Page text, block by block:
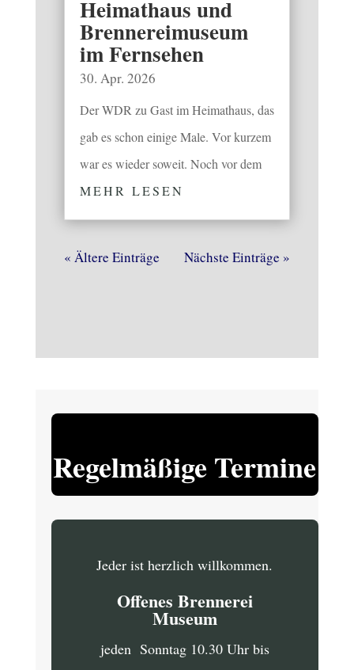
Heimathaus und
Brennereimuseum
im Fernsehen
30. Apr. 2026
Der WDR zu Gast im Heimathaus, das
gab es schon einige Male. Vor kurzem
war es wieder soweit. Noch vor dem
MEHR LESEN
« Ältere Einträge Nächste Einträge »
Regelmäßige Termine
Jeder ist herzlich willkommen.
Offenes Brennerei
Museum
jeden Sonntag 10.30 Uhr bis